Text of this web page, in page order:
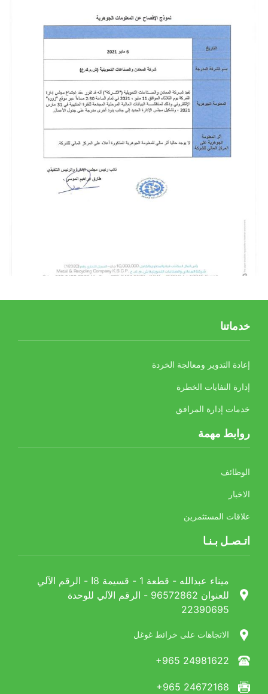
خدماتنا
إعادة التدوير ومعالجة الخردة
إدارة النفايات الخطرة
خدمات إدارة المرافق
روابط مهمة
الوظائف
الاخبار
علاقات المستثمرين
اتـصـل بـنـا
ميناء عبدالله - قطعة 1 - قسيمة 8ا - الرقم الآلي
للعنوان 96572862 - الرقم الآلي للوحدة
22390695
الاتجاهات على خرائط غوغل
+965 24981622
+965 24672168